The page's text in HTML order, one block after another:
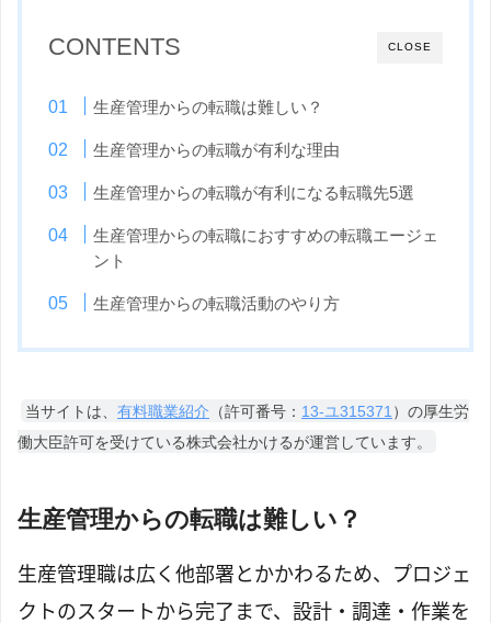
CLOSE
CONTENTS
生産管理からの転職は難しい？
生産管理からの転職が有利な理由
生産管理からの転職が有利になる転職先5選
生産管理からの転職におすすめの転職エージェ
ント
生産管理からの転職活動のやり方
当サイトは、有料職業紹介 （許可番号： 13-ユ315371 ）の厚生労
働大臣許可を受けている株式会社かけるが運営しています。
生産管理からの転職は難しい？
生産管理職は広く他部署とかかわるため、プロジェ
クトのスタートから完了まで、設計・調達・作業を